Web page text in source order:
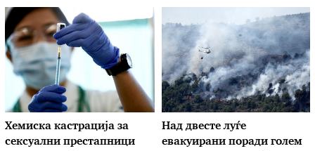
Хемиска кастрација за
сексуални престапници
Над двесте луѓе
евакуирани поради голем